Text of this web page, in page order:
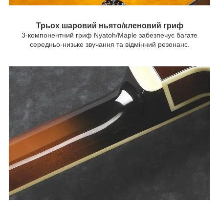
Трьох шаровий ньято/кленовий гриф
3-компонентний гриф Nyatoh/Maple забезпечує багате
середньо-низьке звучання та відмінний резонанс.